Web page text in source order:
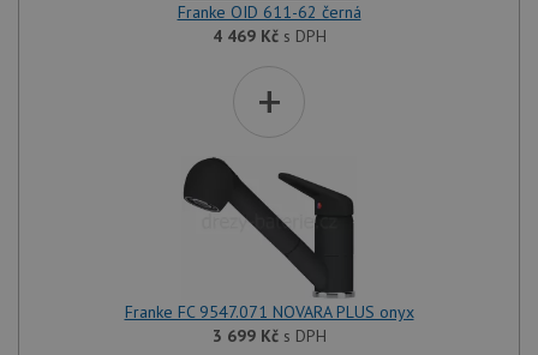
Franke OID 611-62 černá
4 469 Kčs DPH
+
Franke FC 9547.071 NOVARA PLUS onyx
3 699 Kčs DPH